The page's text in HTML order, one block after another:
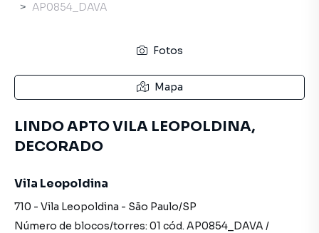
AP0854_DAVA
Fotos
Mapa
LINDO APTO VILA LEOPOLDINA,
DECORADO
Vila Leopoldina
710 - Vila Leopoldina - São Paulo/SP
Número de blocos/torres: 01 cód. AP0854_DAVA /